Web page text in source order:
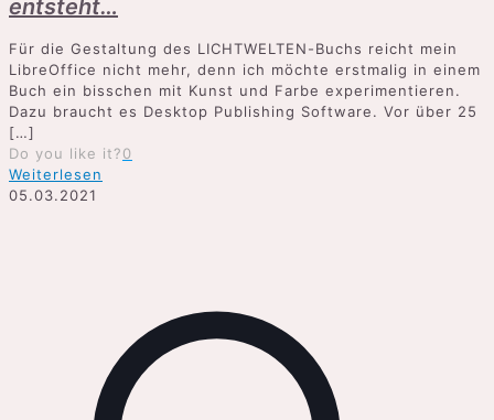
entsteht…
Für die Gestaltung des LICHTWELTEN-Buchs reicht mein
LibreOffice nicht mehr, denn ich möchte erstmalig in einem
Buch ein bisschen mit Kunst und Farbe experimentieren.
Dazu braucht es Desktop Publishing Software. Vor über 25
[…]
Do you like it?0
Weiterlesen
05.03.2021